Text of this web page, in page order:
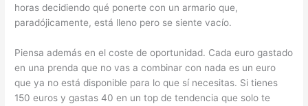
horas decidiendo qué ponerte con un armario que,
paradójicamente, está lleno pero se siente vacío.
Piensa además en el coste de oportunidad. Cada euro gastado
en una prenda que no vas a combinar con nada es un euro
que ya no está disponible para lo que sí necesitas. Si tienes
150 euros y gastas 40 en un top de tendencia que solo te